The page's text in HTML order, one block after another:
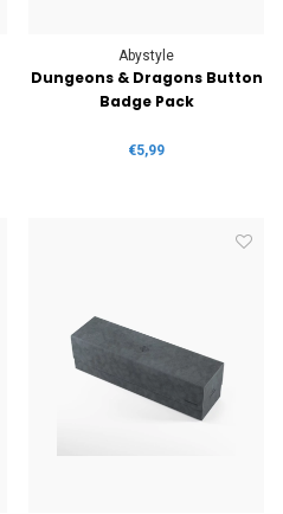
Abystyle
Dungeons & Dragons Button
Badge Pack
€5,99